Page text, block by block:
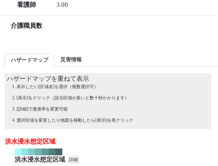
看護師 3.00
介護職員数
ハザードマップ 災害情報
ハザードマップを重ねて表示
表示したい[区域名]を選択（複数選択可）
[表示]をクリック（該当区域が多いと数十秒かかります）
[詳細]で透過率を変更可能
選択区域を変更したり地図を移動したら[表示]を再クリック
洪水浸水想定区域
洪水浸水想定区域 詳細